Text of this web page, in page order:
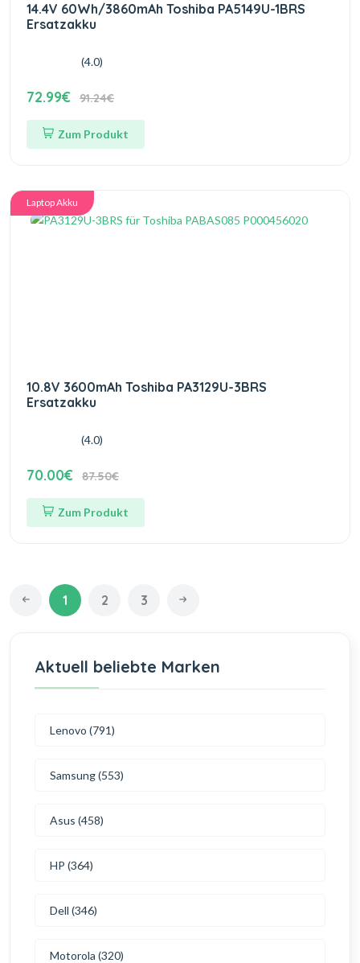
14.4V 60Wh/3860mAh Toshiba PA5149U-1BRS
Ersatzakku
(4.0)
72.99€ 91.24€
Zum Produkt
Laptop Akku
10.8V 3600mAh Toshiba PA3129U-3BRS
Ersatzakku
(4.0)
70.00€ 87.50€
Zum Produkt
1 2 3
Aktuell beliebte Marken
Lenovo (791)
Samsung (553)
Asus (458)
HP (364)
Dell (346)
Motorola (320)